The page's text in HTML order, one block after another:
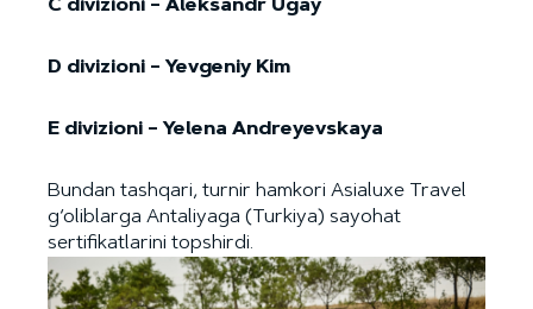
C divizioni – Aleksandr Ugay
D divizioni – Yevgeniy Kim
E divizioni – Yelena Andreyevskaya
Bundan tashqari, turnir hamkori Asialuxe Travel
g‘oliblarga Antaliyaga (Turkiya) sayohat
sertifikatlarini topshirdi.